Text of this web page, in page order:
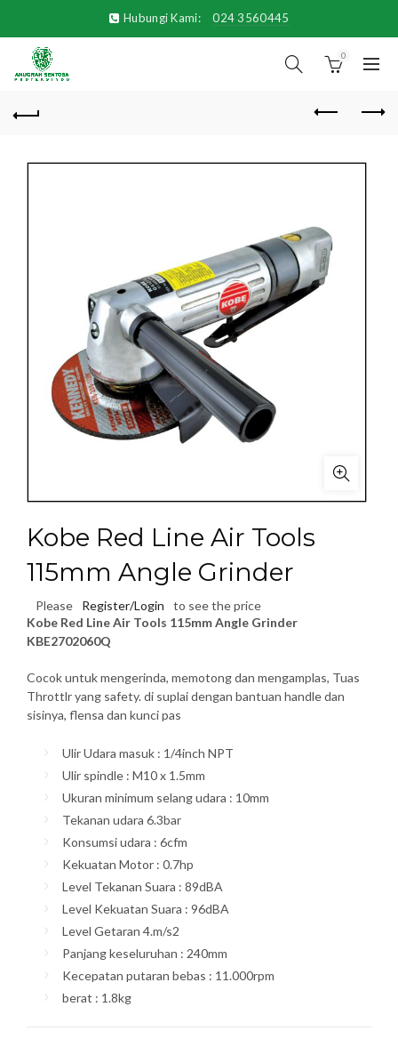
Hubungi Kami: 024 3560445
0
Kobe Red Line Air Tools
115mm Angle Grinder
Please Register/Login
to see the price
Kobe Red Line Air Tools 115mm Angle Grinder
KBE2702060Q
Cocok untuk mengerinda, memotong dan mengamplas, Tuas
Throttlr yang safety. di suplai dengan bantuan handle dan
sisinya, flensa dan kunci pas
Ulir Udara masuk : 1/4inch NPT
Ulir spindle : M10 x 1.5mm
Ukuran minimum selang udara : 10mm
Tekanan udara 6.3bar
Konsumsi udara : 6cfm
Kekuatan Motor : 0.7hp
Level Tekanan Suara : 89dBA
Level Kekuatan Suara : 96dBA
Level Getaran 4.m/s2
Panjang keseluruhan : 240mm
Kecepatan putaran bebas : 11.000rpm
berat : 1.8kg